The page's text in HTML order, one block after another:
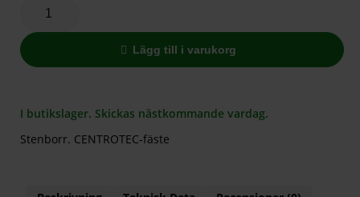
Lägg till i varukorg
I butikslager. Skickas nästkommande vardag.
Stenborr. CENTROTEC-fäste